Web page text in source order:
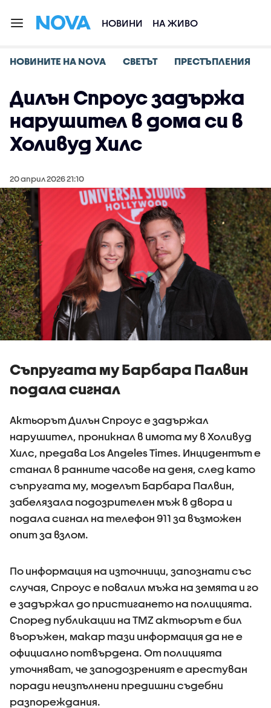
НОВИНИ НА ЖИВО
НОВИНИТЕ НА NOVA СВЕТЪТ ПРЕСТЪПЛЕНИЯ
Дилън Спроус задържа
нарушител в дома си в
Холивуд Хилс
20 април 2026 21:10
Съпругата му Барбара Палвин
подала сигнал
Актьорът Дилън Спроус е задържал
нарушител, проникнал в имота му в Холивуд
Хилс, предава Los Angeles Times. Инцидентът е
станал в ранните часове на деня, след като
съпругата му, моделът Барбара Палвин,
забелязала подозрителен мъж в двора и
подала сигнал на телефон 911 за възможен
опит за взлом.
По информация на източници, запознати със
случая, Спроус е повалил мъжа на земята и го
е задържал до пристигането на полицията.
Според публикации на TMZ актьорът е бил
въоръжен, макар тази информация да не е
официално потвърдена. От полицията
уточняват, че заподозреният е арестуван
поради неизпълнени предишни съдебни
разпореждания.